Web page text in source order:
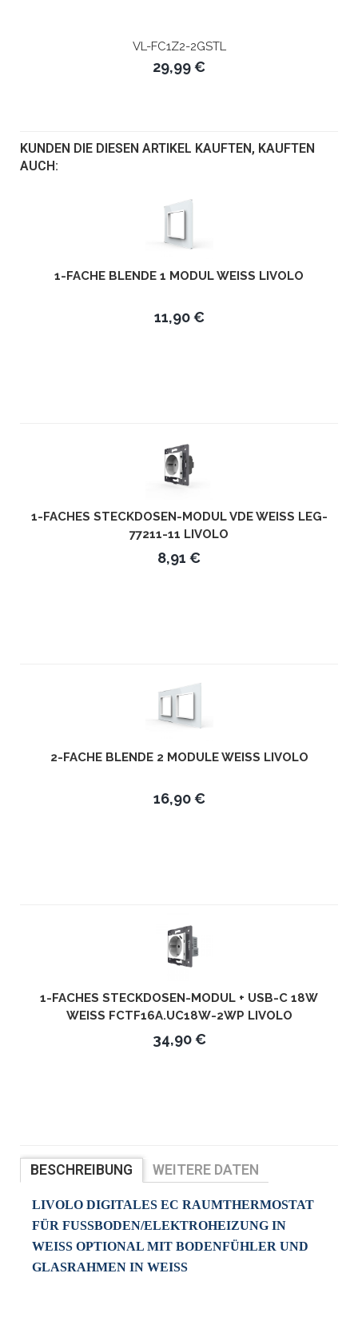
VL-FC1Z2-2GSTL
29,99 €
KUNDEN DIE DIESEN ARTIKEL KAUFTEN, KAUFTEN
AUCH:
1-FACHE BLENDE 1 MODUL WEISS LIVOLO
11,90 €
1-FACHES STECKDOSEN-MODUL VDE WEISS LEG-7
7211-11 LIVOLO
8,91 €
2-FACHE BLENDE 2 MODULE WEISS LIVOLO
16,90 €
1-FACHES STECKDOSEN-MODUL + USB-C 18W
WEISS FCTF16A.UC18W-2WP LIVOLO
34,90 €
BESCHREIBUNG
WEITERE DATEN
LIVOLO DIGITALES EC RAUMTHERMOSTAT
FÜR FUSSBODEN/ELEKTROHEIZUNG IN W
EISS OPTIONAL MIT BODENFÜHLER UND GL
ASRAHMEN IN WEISS